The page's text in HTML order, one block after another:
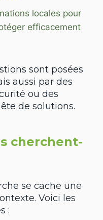
locales pour
efficacement
sont posées
aussi par des
ou des
de solutions.
cherchent-
se cache une
Voici les
: